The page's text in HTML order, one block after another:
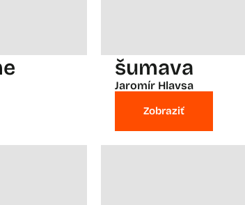
šumava
Jaromír Hlavsa
Zobraziť